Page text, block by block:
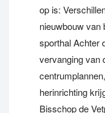
op is:
nieuwbouw van
sporthal Achter
vervanging van
herinrichting
Bisschop de